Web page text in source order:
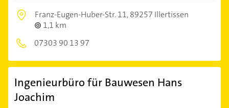
Franz-Eugen-Huber-Str. 11,89257 Illertissen
1,1 km
07303 90 13 97
Ingenieurbüro für Bauwesen Hans
Joachim